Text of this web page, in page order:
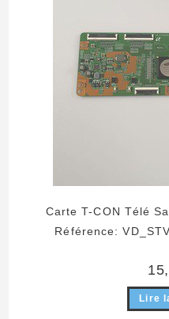
Carte T-CON Télé
Référence:
Lire